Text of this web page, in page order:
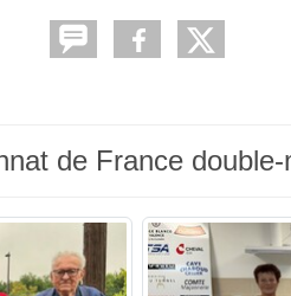
de France